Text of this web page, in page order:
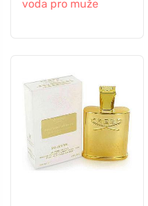
voda pro muže